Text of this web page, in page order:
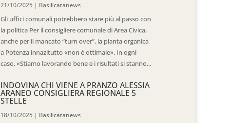
21/10/2025 | Basilicatanews
Gli uffici comunali potrebbero stare più al passo con
la politica Per il consigliere comunale di Area Civica,
anche per il mancato “turn over”, la pianta organica
a Potenza innazitutto «non è ottimale». In ogni
caso, «Stiamo lavorando bene e i risultati si stanno...
INDOVINA CHI VIENE A PRANZO ALESSIA
ARANEO CONSIGLIERA REGIONALE 5
STELLE
18/10/2025 | Basilicatanews